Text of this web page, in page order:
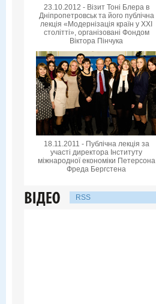
23.10.2012 - Візит Тоні Блера в
Дніпропетровськ та його публічна
лекція «Модернізація країн у XXI
столітті», організовані Фондом
Віктора Пінчука
18.11.2011 - Публічна лекція за
участі директора Інституту
міжнародної економіки Петерсона
Фреда Бергстена
RSS